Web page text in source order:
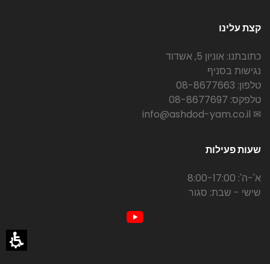
קצת עלינו
כתובתנו: אוניון 5, אשדוד
נגישות בסניף
טלפון: 08-8677663
טלפקס: 08-8677697
✉ info@ashdod-yam.co.il
שעות פעילות
א'-ה': 8:00-17:00
שישי - שבת: סגור